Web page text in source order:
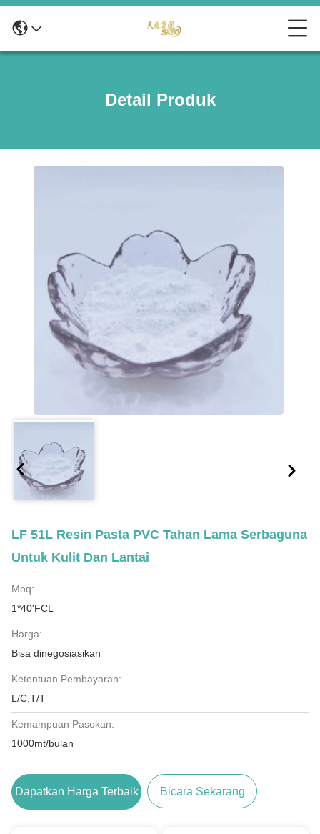
Detail Produk
LF 51L Resin Pasta PVC Tahan Lama Serbaguna
Untuk Kulit Dan Lantai
Moq:
1*40'FCL
Harga:
Bisa dinegosiasikan
Ketentuan Pembayaran:
L/C,T/T
Kemampuan Pasokan:
1000mt/bulan
Dapatkan Harga Terbaik Bicara Sekarang